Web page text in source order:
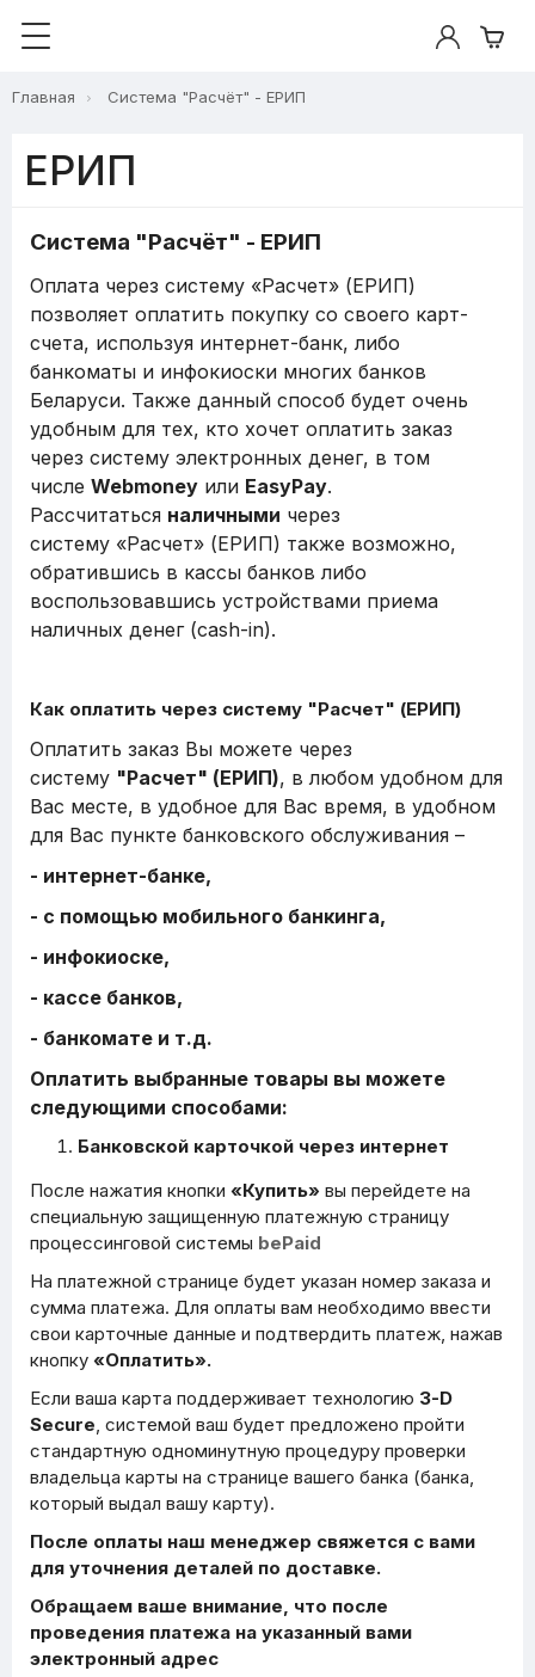
Главная Система "Расчёт" - ЕРИП
ЕРИП
Система "Расчёт" - ЕРИП
Оплата через систему «Расчет» (ЕРИП)
позволяет оплатить покупку со своего карт-
счета, используя интернет-банк, либо
банкоматы и инфокиоски многих банков
Беларуси. Также данный способ будет очень
удобным для тех, кто хочет оплатить заказ
через систему электронных денег, в том
числе Webmoney или EasyPay.
Рассчитаться наличными через
систему «Расчет» (ЕРИП) также возможно,
обратившись в кассы банков либо
воспользовавшись устройствами приема
наличных денег (cash-in).
Как оплатить через систему "Расчет" (ЕРИП)
Оплатить заказ Вы можете через
систему "Расчет" (ЕРИП), в любом удобном для
Вас месте, в удобное для Вас время, в удобном
для Вас пункте банковского обслуживания –
- интернет-банке,
- с помощью мобильного банкинга,
- инфокиоске,
- кассе банков,
- банкомате и т.д.
Оплатить выбранные товары вы можете
следующими способами:
Банковской карточкой через интернет
После нажатия кнопки «Купить» вы перейдете на
специальную защищенную платежную страницу
процессинговой системы bePaid
На платежной странице будет указан номер заказа и
сумма платежа. Для оплаты вам необходимо ввести
свои карточные данные и подтвердить платеж, нажав
кнопку «Оплатить».
Если ваша карта поддерживает технологию 3-D
Secure, системой ваш будет предложено пройти
стандартную одноминутную процедуру проверки
владельца карты на странице вашего банка (банка,
который выдал вашу карту).
После оплаты наш менеджер свяжется с вами
для уточнения деталей по доставке.
Обращаем ваше внимание, что после
проведения платежа на указанный вами
электронный адрес